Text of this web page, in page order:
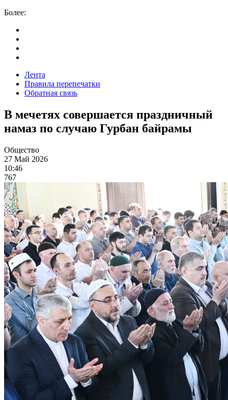
Более:
Лента
Правила перепечатки
Обратная связь
В мечетях совершается праздничный
намаз по случаю Гурбан байрамы
Общество
27 Май 2026
10:46
767